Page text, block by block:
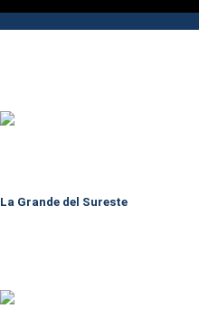
La Grande del Sureste